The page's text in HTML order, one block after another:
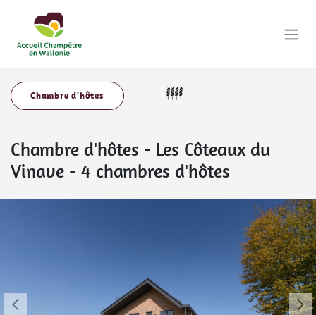
Chambre d'hôtes
Chambre d'hôtes - Les Côteaux du
Vinave - 4 chambres d'hôtes